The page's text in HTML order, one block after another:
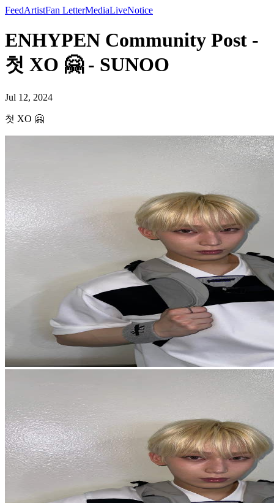
FeedArtistFan LetterMediaLiveNotice
ENHYPEN Community Post -
첫 XO 🤗 - SUNOO
Jul 12, 2024
첫 XO 🤗